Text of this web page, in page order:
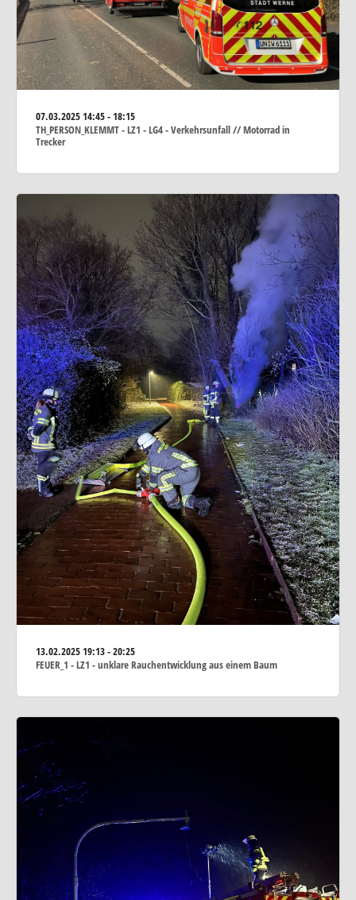
07.03.202514:45 - 18:15
TH_PERSON_KLEMMT - LZ1 - LG4 - Verkehrsunfall // Motorrad in
Trecker
13.02.202519:13 - 20:25
FEUER_1 - LZ1 - unklare Rauchentwicklung aus einem Baum